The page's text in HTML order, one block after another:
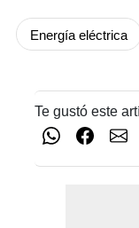
Energía eléctrica
Te gustó este